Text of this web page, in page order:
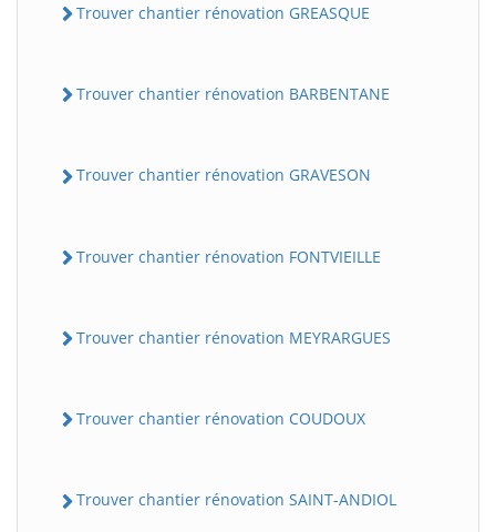
Trouver chantier rénovation GREASQUE
Trouver chantier rénovation BARBENTANE
Trouver chantier rénovation GRAVESON
Trouver chantier rénovation FONTVIEILLE
Trouver chantier rénovation MEYRARGUES
Trouver chantier rénovation COUDOUX
Trouver chantier rénovation SAINT-ANDIOL